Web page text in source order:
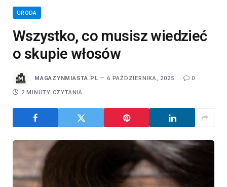
URODA
Wszystko, co musisz wiedzieć
o skupie włosów
MAGAZYNMIASTA.PL 6 PAŹDZIERNIKA, 2025 0
2 MINUTY CZYTANIA